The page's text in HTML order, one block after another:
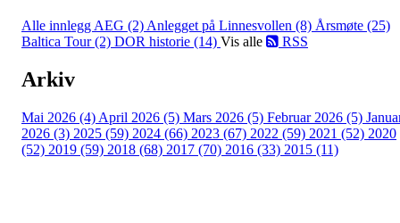
Alle innlegg AEG (2) Anlegget på Linnesvollen (8) Årsmøte (25)
Baltica Tour (2) DOR historie (14) Vis alle RSS
Arkiv
Mai 2026 (4) April 2026 (5) Mars 2026 (5) Februar 2026 (5)
2026 (3) 2025 (59) 2024 (66) 2023 (67) 2022 (59) 2021 (52) 2020
(52) 2019 (59) 2018 (68) 2017 (70) 2016 (33) 2015 (11)